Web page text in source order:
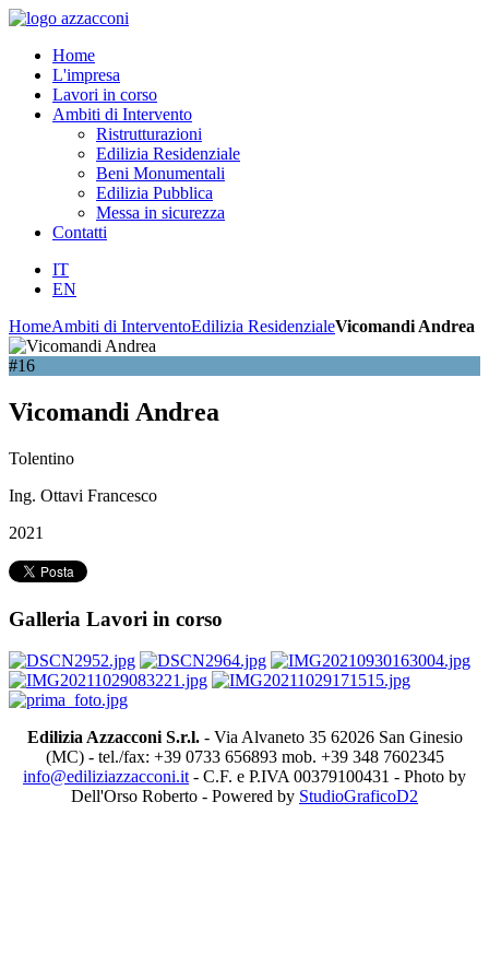
Home
L'impresa
Lavori in corso
Ambiti di Intervento
Ristrutturazioni
Edilizia Residenziale
Beni Monumentali
Edilizia Pubblica
Messa in sicurezza
Contatti
IT
EN
HomeAmbiti di InterventoEdilizia ResidenzialeVicomandi Andrea
#16
Vicomandi Andrea
Tolentino
Ing. Ottavi Francesco
2021
Galleria Lavori in corso
Edilizia Azzacconi S.r.l.- Via Alvaneto 35 62026 San Ginesio
(MC) - tel./fax: +39 0733 656893 mob. +39 348 7602345
info@ediliziazzacconi.it - C.F. e P.IVA 00379100431 - Photo by
Dell'Orso Roberto - Powered by StudioGraficoD2